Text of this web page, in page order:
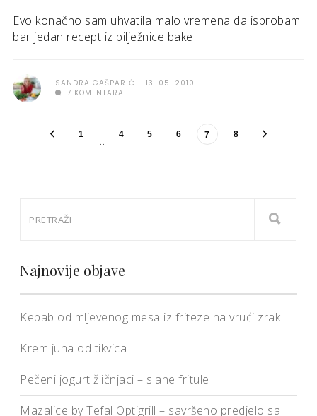
Evo konačno sam uhvatila malo vremena da isprobam
bar jedan recept iz bilježnice bake ...
SANDRA GAŠPARIĆ
13. 05. 2010.
7 KOMENTARA
1 … 4 5 6 7 8
Najnovije objave
Kebab od mljevenog mesa iz friteze na vrući zrak
Krem juha od tikvica
Pečeni jogurt žličnjaci – slane fritule
Mazalice by Tefal Optigrill – savršeno predjelo sa